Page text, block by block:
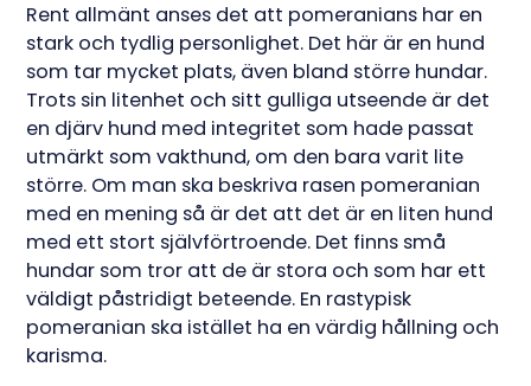
Rent allmänt anses det att pomeranians har en
stark och tydlig personlighet. Det här är en hund
som tar mycket plats, även bland större hundar.
Trots sin litenhet och sitt gulliga utseende är det
en djärv hund med integritet som hade passat
utmärkt som vakthund, om den bara varit lite
större. Om man ska beskriva rasen pomeranian
med en mening så är det att det är en liten hund
med ett stort självförtroende. Det finns små
hundar som tror att de är stora och som har ett
väldigt påstridigt beteende. En rastypisk
pomeranian ska istället ha en värdig hållning och
karisma.